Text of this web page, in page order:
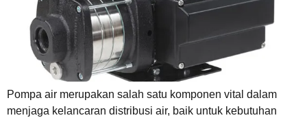
Pompa air merupakan salah satu komponen vital dalam
menjaga kelancaran distribusi air, baik untuk kebutuhan